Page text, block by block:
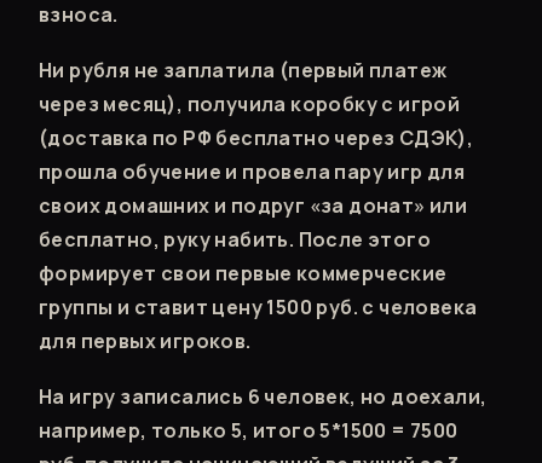
взноса.
Ни рубля не заплатила (первый платеж
через месяц), получила коробку с игрой
(доставка по РФ бесплатно через СДЭК),
прошла обучение и провела пару игр для
своих домашних и подруг «за донат» или
бесплатно, руку набить. После этого
формирует свои первые коммерческие
группы и ставит цену 1500 руб. с человека
для первых игроков.
На игру записались 6 человек, но доехали,
например, только 5, итого 5*1500 = 7500